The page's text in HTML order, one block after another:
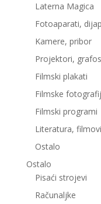
Laterna Magica
Fotoaparati,
Kamere, pribor
Projektori,
Filmski plakati
Filmske
Filmski programi
Literatura, filmovi
Ostalo
Ostalo
Pisaći strojevi
Računaljke